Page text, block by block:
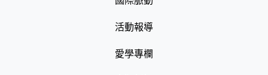
活動報導
愛學專欄